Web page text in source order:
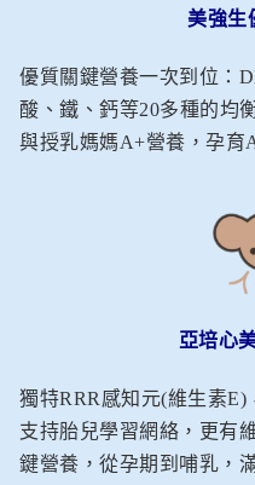
美強生
優質關鍵營養一次到位：
酸、鐵、鈣等20多種的均
與授乳媽媽A+營養，孕育
亞培心
獨特RRR感知元(維生素E)
支持胎兒學習網絡，更有
鍵營養，從孕期到哺乳，